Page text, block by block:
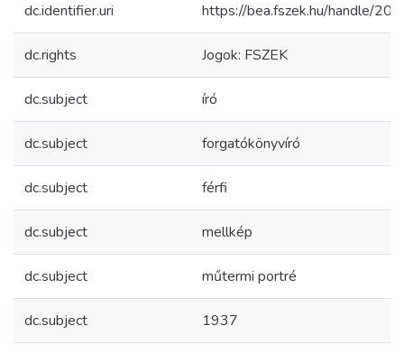
dc.identifier.uri https://bea.fszek.hu/handle/
dc.rights Jogok: FSZEK
dc.subject író
dc.subject forgatókönyvíró
dc.subject férfi
dc.subject mellkép
dc.subject műtermi portré
dc.subject 1937